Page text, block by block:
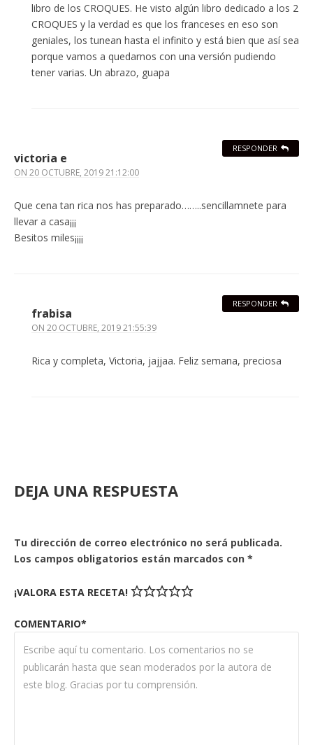
libro de los CROQUES. He visto algún libro dedicado a los 2
CROQUES y la verdad es que los franceses en eso son
geniales, los tunean hasta el infinito y está bien que así sea
porque vamos a quedarnos con una versión pudiendo
tener varias. Un abrazo, guapa
victoria e
ON 20 OCTUBRE, 2019 21:12:00
Que cena tan rica nos has preparado……..sencillamnete para
llevar a casa¡¡¡
Besitos miles¡¡¡¡
RESPONDER
frabisa
ON 20 OCTUBRE, 2019 21:55:39
Rica y completa, Victoria, jajjaa. Feliz semana, preciosa
RESPONDER
DEJA UNA RESPUESTA
Tu dirección de correo electrónico no será publicada.
Los campos obligatorios están marcados con *
¡VALORA ESTA RECETA!
COMENTARIO*